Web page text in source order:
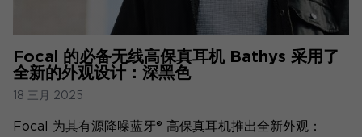
Focal 的必备无线高保真耳机 Bathys 采用了
全新的外观设计：深黑色
18 三月 2025
Focal 为其有源降噪蓝牙® 高保真耳机推出全新外观：